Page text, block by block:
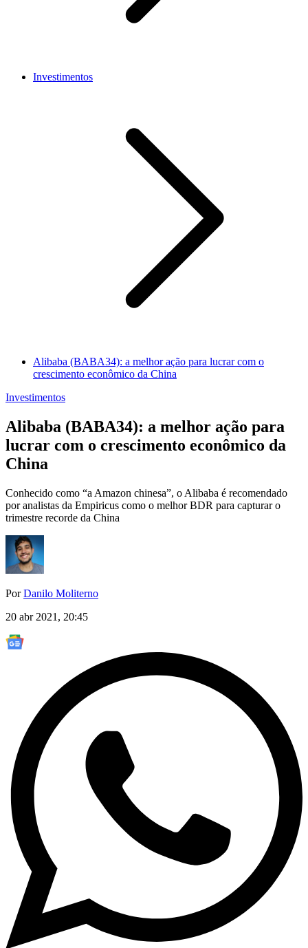
Investimentos
Alibaba (BABA34): a melhor ação para lucrar com o
crescimento econômico da China
Investimentos
Alibaba (BABA34): a melhor ação para
lucrar com o crescimento econômico da
China
Conhecido como “a Amazon chinesa”, o Alibaba é recomendado
por analistas da Empiricus como o melhor BDR para capturar o
trimestre recorde da China
PorDanilo Moliterno
20 abr 2021, 20:45